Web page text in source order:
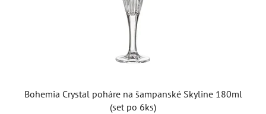
Bohemia Crystal poháre na šampanské Skyline 180ml
(set po 6ks)